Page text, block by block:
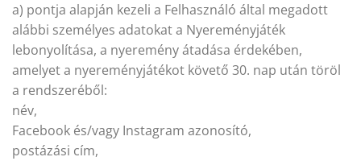
a) pontja alapján kezeli a Felhasználó által megadott
alábbi személyes adatokat a Nyereményjáték
lebonyolítása, a nyeremény átadása érdekében,
amelyet a nyereményjátékot követő 30. nap után töröl
a rendszeréből:
név,
Facebook és/vagy Instagram azonosító,
postázási cím,